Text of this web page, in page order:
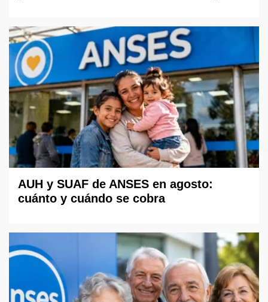
AUH y SUAF de ANSES en agosto:
cuánto y cuándo se cobra